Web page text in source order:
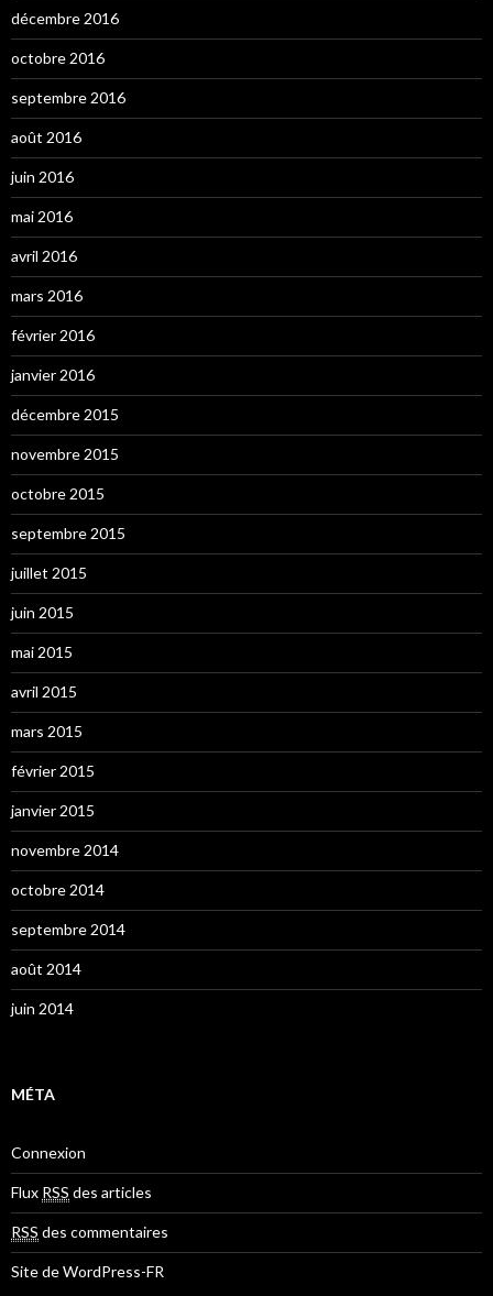
décembre 2016
octobre 2016
septembre 2016
août 2016
juin 2016
mai 2016
avril 2016
mars 2016
février 2016
janvier 2016
décembre 2015
novembre 2015
octobre 2015
septembre 2015
juillet 2015
juin 2015
mai 2015
avril 2015
mars 2015
février 2015
janvier 2015
novembre 2014
octobre 2014
septembre 2014
août 2014
juin 2014
MÉTA
Connexion
Flux RSS des articles
RSS des commentaires
Site de WordPress-FR